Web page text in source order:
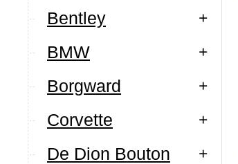
Bentley
BMW
Borgward
Corvette
De Dion Bouton